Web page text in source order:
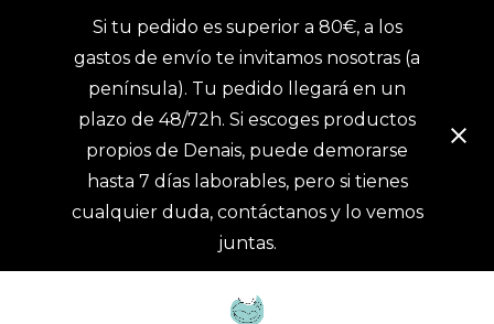
Si tu pedido es superior a 80€, a los
gastos de envío te invitamos nosotras (a
península). Tu pedido llegará en un
plazo de 48/72h. Si escoges productos
propios de Denais, puede demorarse
hasta 7 días laborables, pero si tienes
cualquier duda, contáctanos y lo vemos
juntas.